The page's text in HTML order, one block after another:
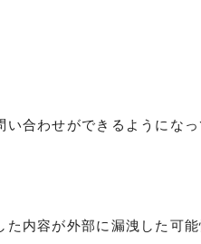
合わせができるようになっ
内容が外部に漏洩した可能